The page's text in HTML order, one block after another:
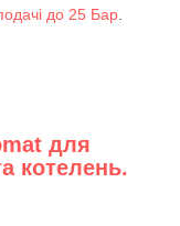
до 25 Бар
для
котелень.